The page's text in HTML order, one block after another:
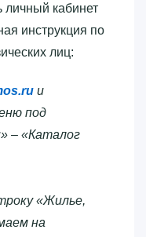
личный кабинет
инструкция по
лиц:
и
под
– «Каталог
«Жилье,
на